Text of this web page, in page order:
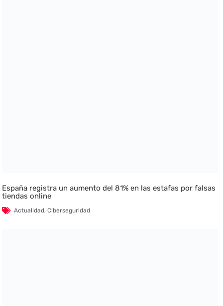
España registra un aumento del 81% en las estafas por falsas
tiendas online
Actualidad,Ciberseguridad